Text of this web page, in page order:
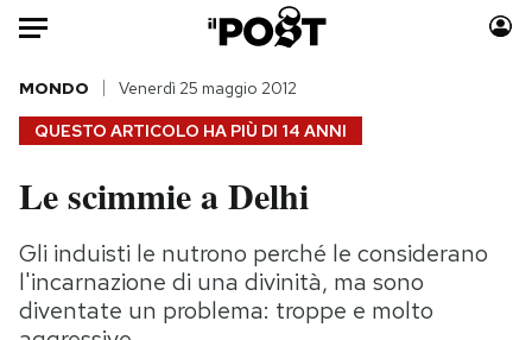
Auto
HOME
Italia
Politica
Tecnologia
Moda
Consumismi
QUESTO ARTICOLO HA PIÙ DI 14 ANNI
MONDO Venerdì 25 maggio 2012
Le scimmie a Delhi
Gli induisti le nutrono perché le considerano
l'incarnazione di una divinità, ma sono
diventate un problema: troppe e molto